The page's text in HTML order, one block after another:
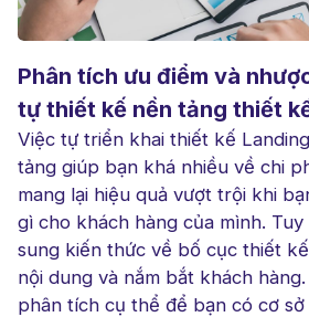
Phân tích ưu điểm và
tự thiết kế nền tảng thiết
Việc tự triển khai thiết kế
tảng giúp bạn khá nhiều về chi
mang lại hiệu quả vượt trội khi
gì cho khách hàng của mình.
sung kiến thức về bố cục thiết
nội dung và nắm bắt khách
phân tích cụ thể để bạn có cơ